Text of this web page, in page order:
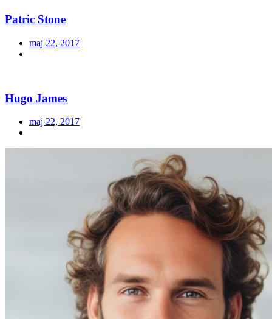
Patric Stone
maj 22, 2017
Hugo James
maj 22, 2017